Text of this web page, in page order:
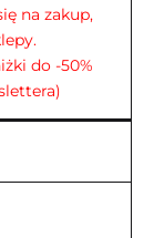
na zakup,
do -50%